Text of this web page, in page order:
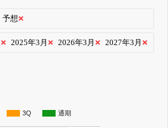
予想
2025年3月 2026年3月 2027年3月
3Q
通期